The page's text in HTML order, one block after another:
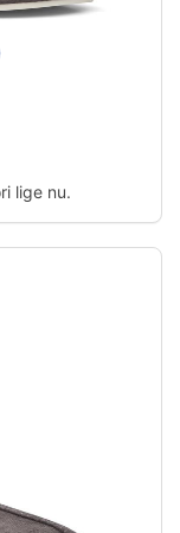
lige nu.